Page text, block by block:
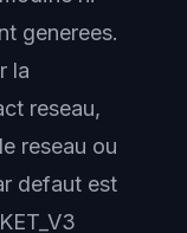
generees.
la
reseau,
reseau ou
defaut est